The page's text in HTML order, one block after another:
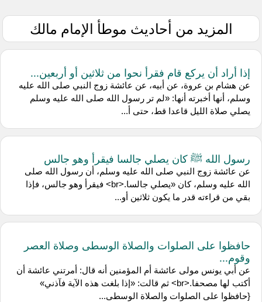
المزيد من أحاديث موطأ الإمام مالك
إذا أراد أن يركع قام فقرأ نحوا من ثلاثين أو أربعين...
عن هشام بن عروة، عن أبيه، عن عائشة زوج النبي صلى الله عليه
وسلم، أنها أخبرته أنها: «لم تر رسول الله صلى الله عليه وسلم
يصلي صلاة الليل قاعدا قط، حتى أ...
رسول الله ﷺ كان يصلي جالسا فيقرأ وهو جالس
عن عائشة زوج النبي صلى الله عليه وسلم، أن رسول الله صلى
الله عليه وسلم، كان «يصلي جالسا.<br> فيقرأ وهو جالس، فإذا
بقي من قراءته قدر ما يكون ثلاثين أو...
حافظوا على الصلوات والصلاة الوسطى وصلاة العصر
وقوم...
عن أبي يونس مولى عائشة أم المؤمنين أنه قال: أمرتني عائشة أن
أكتب لها مصحفا.<br> ثم قالت: «إذا بلغت هذه الآية فآذني»
{حافظوا على الصلوات والصلاة الوسطى...